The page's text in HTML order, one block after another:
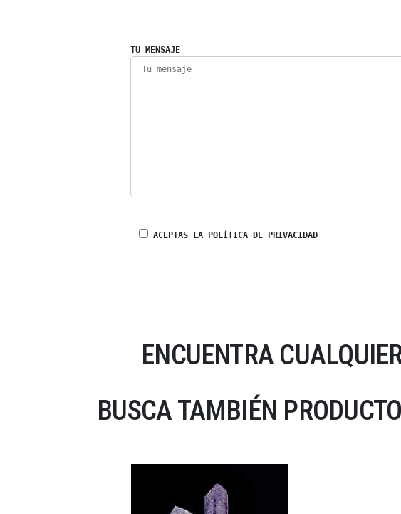
TU MENSAJE
ACEPTAS LA POLÍTICA DE PRIVACIDAD
ENCUENTRA
BUSCA TAMBIÉN